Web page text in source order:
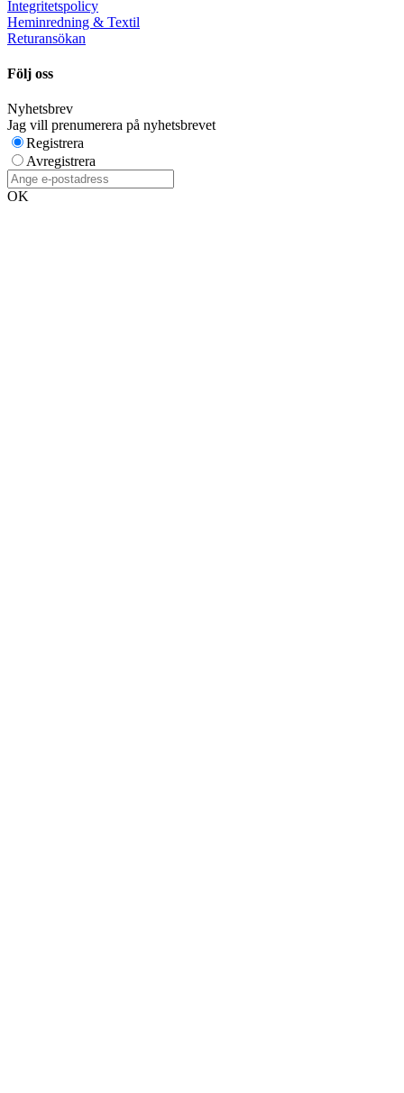
Integritetspolicy
Heminredning & Textil
Returansökan
Följ oss
Nyhetsbrev
Jag vill prenumerera på nyhetsbrevet
Registrera
Avregistrera
OK